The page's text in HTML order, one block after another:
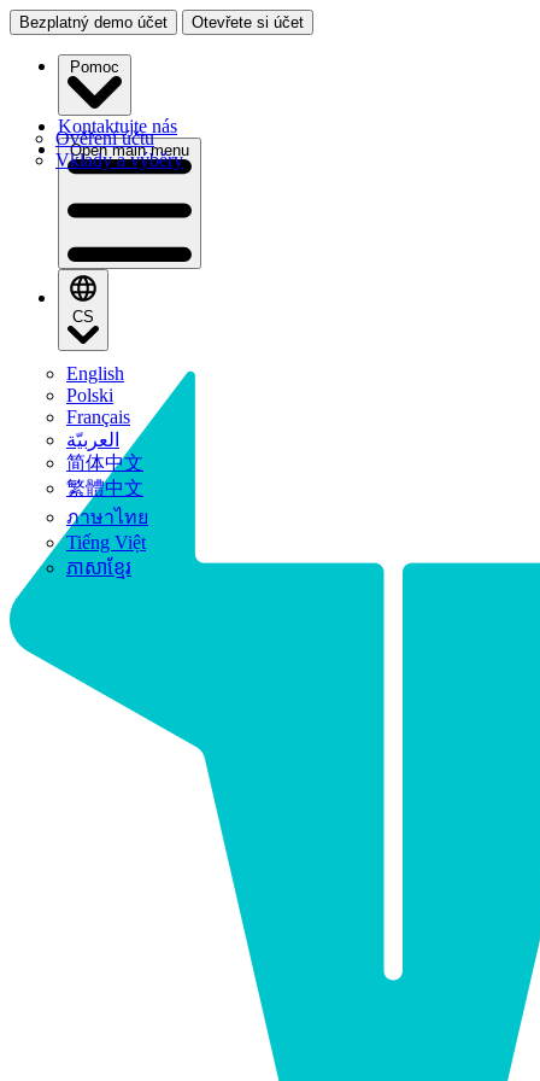
Bezplatný demo účet Otevřete si účet
Pomoc
Ověření účtu
Vklady a výběry
Kontaktujte nás
Open main menu
CS
English
Polski
Français
العربيّة
简体中文
繁體中文
ภาษาไทย
Tiếng Việt
ភាសាខ្មែរ